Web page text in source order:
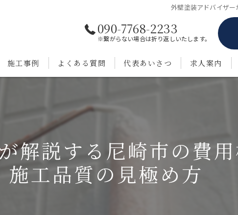
外壁塗装アドバイザ
090-7768-2233
※繋がらない場合は折り返しいたします。
施工事例 よくある質問 代表あいさつ 求人案内
解説する尼崎市の費
施工品質の見極め方